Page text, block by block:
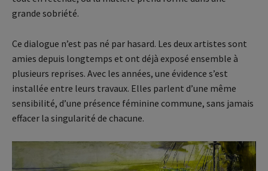
grande sobriété.
Ce dialogue n’est pas né par hasard. Les deux artistes sont
amies depuis longtemps et ont déjà exposé ensemble à
plusieurs reprises. Avec les années, une évidence s’est
installée entre leurs travaux. Elles parlent d’une même
sensibilité, d’une présence féminine commune, sans jamais
effacer la singularité de chacune.